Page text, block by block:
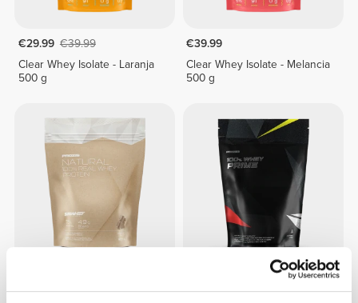
€29.99 €39.99
Clear Whey Isolate - Laranja
500 g
€39.99
Clear Whey Isolate - Melancia
500 g